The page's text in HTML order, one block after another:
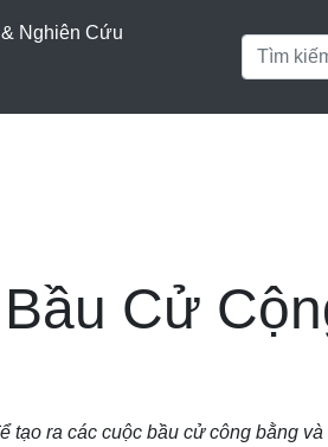
Nghiên Cứu
Cử
ra các cuộc bầu cử công bằng